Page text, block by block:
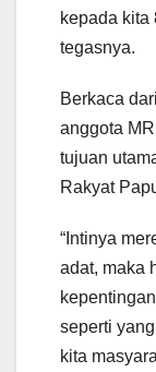
kepada kita
tegasnya.
Berkaca
anggota
tujuan
Rakyat
“Intinya
adat, maka
seperti
kita